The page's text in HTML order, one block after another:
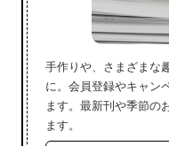
手作りや、さまざまな
に。会員登録やキャン
ます。最新刊や季節の
ます。